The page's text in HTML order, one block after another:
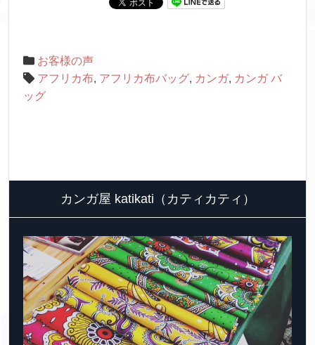
お客様の声
アフリカ布, アフリカ布バッグ, カンガ, カンガ バ
ッグ
カンガ屋 katikati（カティカティ）